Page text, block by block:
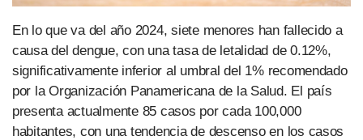
En lo que va del año 2024, siete menores han fallecido a
causa del dengue, con una tasa de letalidad de 0.12%,
significativamente inferior al umbral del 1% recomendado
por la Organización Panamericana de la Salud. El país
presenta actualmente 85 casos por cada 100,000
habitantes, con una tendencia de descenso en los casos